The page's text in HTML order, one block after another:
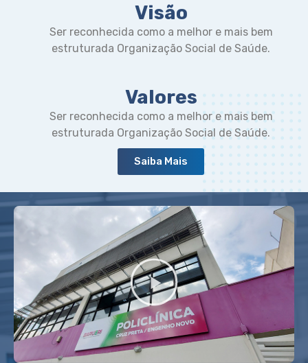
Visão
Ser reconhecida como a melhor e mais bem
estruturada Organização Social de Saúde.
Valores
Ser reconhecida como a melhor e mais bem
estruturada Organização Social de Saúde.
Saiba Mais